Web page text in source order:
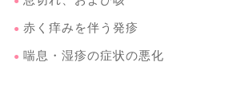
赤く痒みを伴う発疹
喘息・湿疹の症状の悪化